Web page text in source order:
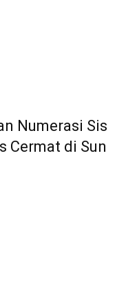
Numerasi Sis
Cermat di Sun